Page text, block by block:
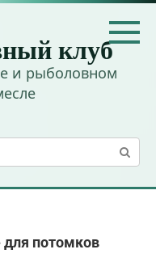
клуб
и рыболовном
для потомков